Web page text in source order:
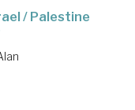
/ Palestine